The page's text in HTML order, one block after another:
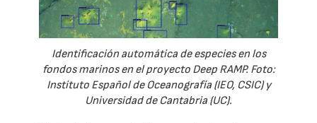
Identificación automática de especies en los
fondos marinos en el proyecto Deep RAMP. Foto:
Instituto Español de Oceanografía (IEO, CSIC) y
Universidad de Cantabria (UC).